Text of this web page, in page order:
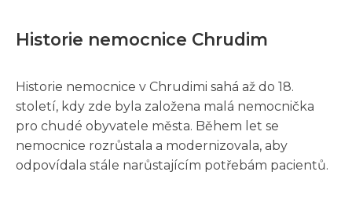
Historie nemocnice Chrudim
Historie nemocnice v Chrudimi sahá až do 18.
století, kdy zde byla založena malá nemocnička
pro chudé obyvatele města. Během let se
nemocnice rozrůstala a modernizovala, aby
odpovídala stále narůstajícím potřebám pacientů.